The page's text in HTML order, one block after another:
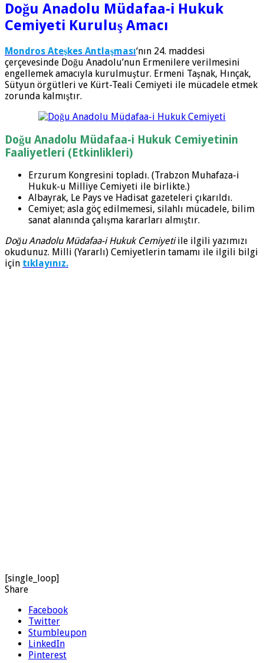
Doğu Anadolu Müdafaa-i Hukuk
Cemiyeti Kuruluş Amacı
Mondros Ateşkes Antlaşması‘nın 24. maddesi
çerçevesinde Doğu Anadolu’nun Ermenilere verilmesini
engellemek amacıyla kurulmuştur. Ermeni Taşnak, Hınçak,
Sütyun örgütleri ve Kürt-Teali Cemiyeti ile mücadele etmek
zorunda kalmıştır.
Doğu Anadolu Müdafaa-i Hukuk Cemiyetinin
Faaliyetleri (Etkinlikleri)
Erzurum Kongresini topladı. (Trabzon Muhafaza-i
Hukuk-u Milliye Cemiyeti ile birlikte.)
Albayrak, Le Pays ve Hadisat gazeteleri çıkarıldı.
Cemiyet; asla göç edilmemesi, silahlı mücadele, bilim
sanat alanında çalışma kararları almıştır.
Doğu Anadolu Müdafaa-i Hukuk Cemiyetiile ilgili yazımızı
okudunuz. Milli (Yararlı) Cemiyetlerin tamamı ile ilgili bilgi
için tıklayınız.
[single_loop]
Share
Facebook
Twitter
Stumbleupon
LinkedIn
Pinterest